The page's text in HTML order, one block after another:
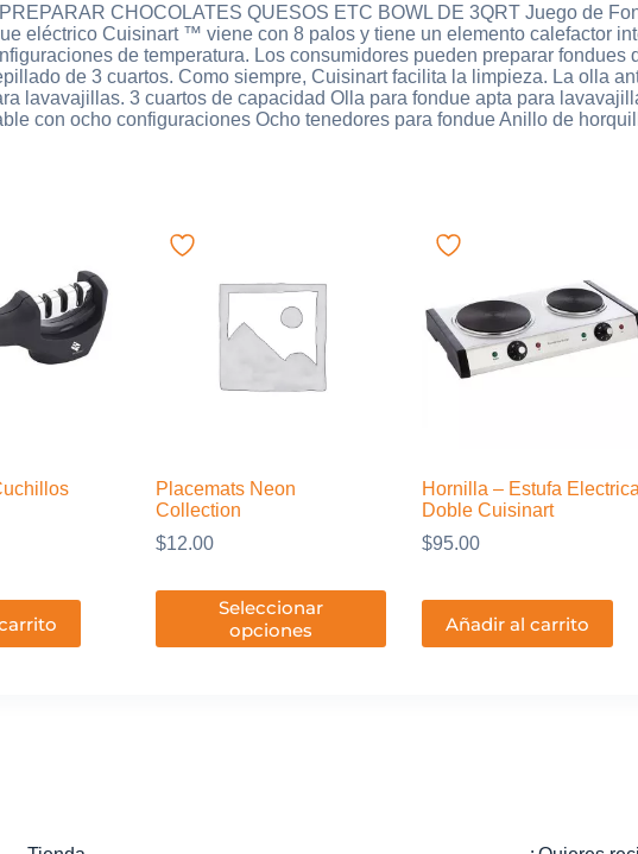
CHOCOLATES QUESOS ETC BOWL DE 3QRT Juego de
eléctrico Cuisinart ™ viene con 8 palos y tiene un elemento calefactor
de temperatura. Los consumidores pueden preparar fondues
de 3 cuartos. Como siempre, Cuisinart facilita la limpieza. La olla
lavavajillas. 3 cuartos de capacidad Olla para fondue apta para
con ocho configuraciones Ocho tenedores para fondue Anillo de
Placemats Neon
Collection
$12.00
Seleccionar
opciones
Este
producto
tiene
Hornilla – Estufa Electrica
Doble Cuisinart
$95.00
Añadir al carrito